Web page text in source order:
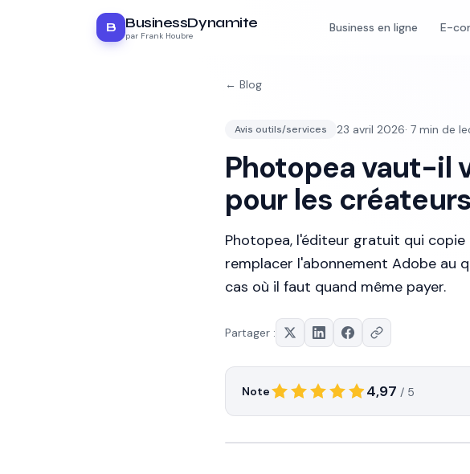
B BusinessDynamite
par Frank Houbre
Business en ligne E-
← Blog
Avis outils/services 23 avril 2026· 7 min de
Photopea vaut-il
pour les
Photopea, l'éditeur gratuit qui
remplacer l'abonnement Adobe au
cas où il faut quand même payer.
Partager :
Note 4,97 / 5